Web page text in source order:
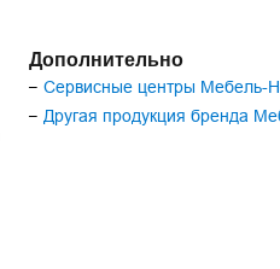
Дополнительно
– Сервисные центры Мебель-
– Другая продукция бренда